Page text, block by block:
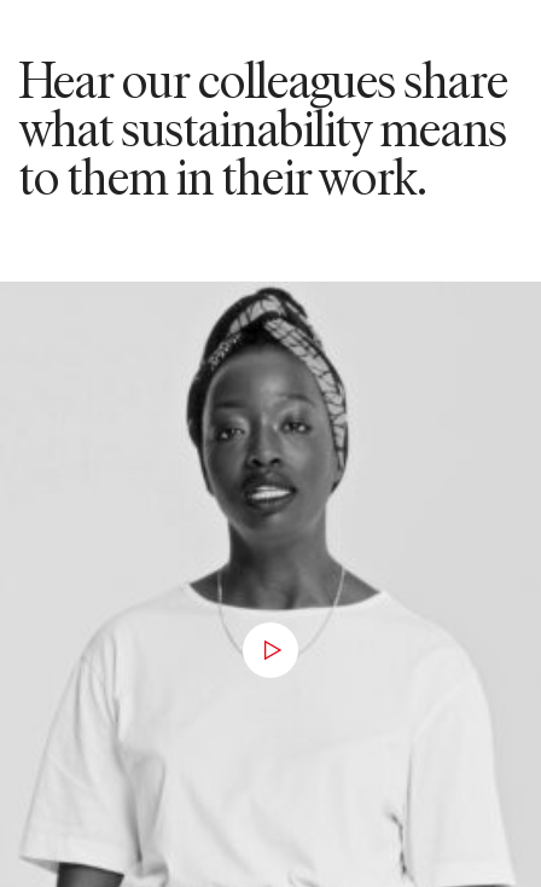
Hear our colleagues share
what sustainability means
to them in their work.